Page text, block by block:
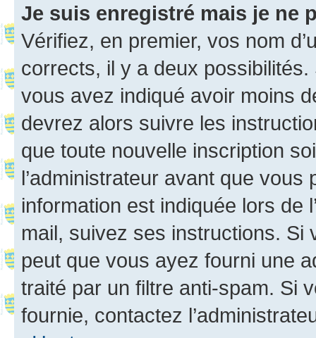
Je suis enregistré mais je ne
Vérifiez, en premier, vos nom
corrects, il y a deux
vous avez indiqué avoir moins
devrez alors suivre les
que toute nouvelle inscription
l’administrateur avant que
information est indiquée lors de
mail, suivez ses instructions. Si
peut que vous ayez fourni une
traité par un filtre anti-spam. Si
fournie, contactez